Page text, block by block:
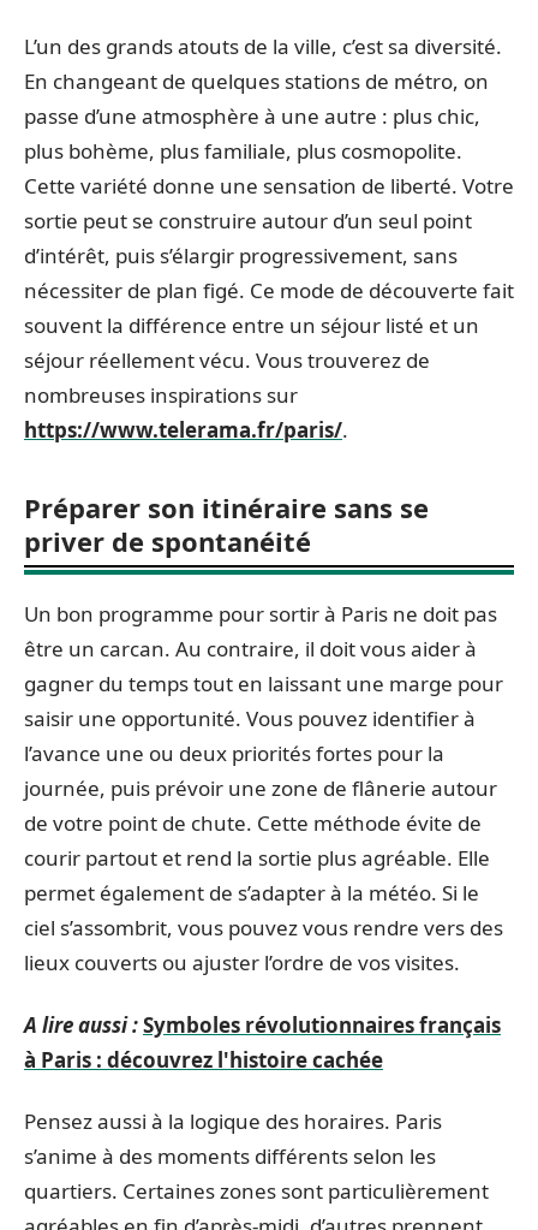
L’un des grands atouts de la ville, c’est sa diversité.
En changeant de quelques stations de métro, on
passe d’une atmosphère à une autre : plus chic,
plus bohème, plus familiale, plus cosmopolite.
Cette variété donne une sensation de liberté. Votre
sortie peut se construire autour d’un seul point
d’intérêt, puis s’élargir progressivement, sans
nécessiter de plan figé. Ce mode de découverte fait
souvent la différence entre un séjour listé et un
séjour réellement vécu. Vous trouverez de
nombreuses inspirations sur
https://www.telerama.fr/paris/.
Préparer son itinéraire sans se
priver de spontanéité
Un bon programme pour sortir à Paris ne doit pas
être un carcan. Au contraire, il doit vous aider à
gagner du temps tout en laissant une marge pour
saisir une opportunité. Vous pouvez identifier à
l’avance une ou deux priorités fortes pour la
journée, puis prévoir une zone de flânerie autour
de votre point de chute. Cette méthode évite de
courir partout et rend la sortie plus agréable. Elle
permet également de s’adapter à la météo. Si le
ciel s’assombrit, vous pouvez vous rendre vers des
lieux couverts ou ajuster l’ordre de vos visites.
A lire aussi :Symboles révolutionnaires français
à Paris : découvrez l'histoire cachée
Pensez aussi à la logique des horaires. Paris
s’anime à des moments différents selon les
quartiers. Certaines zones sont particulièrement